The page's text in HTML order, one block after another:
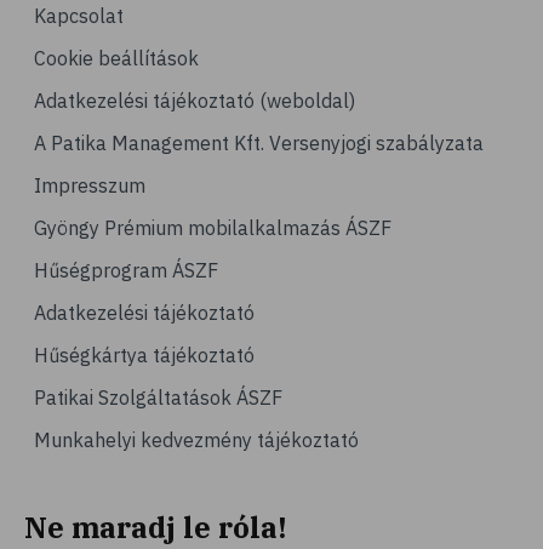
# mozgásszervi problémák
# köszvény
# ínhüvelygyulladás
# tél
# vérnyomásmérés
# kardiológia
# kardiovaszkuláris betegségek
# szív- és érrendszer
# vérnyomás
# mozgás
Kapcsolat
Cookie beállítások
Adatkezelési tájékoztató (weboldal)
A Patika Management Kft. Versenyjogi szabályzata
Impresszum
Gyöngy Prémium mobilalkalmazás ÁSZF
Hűségprogram ÁSZF
Adatkezelési tájékoztató
Hűségkártya tájékoztató
Patikai Szolgáltatások ÁSZF
Munkahelyi kedvezmény tájékoztató
Ne maradj le róla!